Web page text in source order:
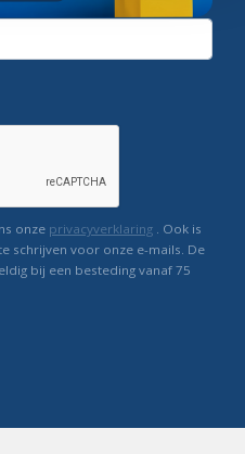
onze privacyverklaring . Ook is
schrijven voor onze e-mails. De
bij een besteding vanaf 75